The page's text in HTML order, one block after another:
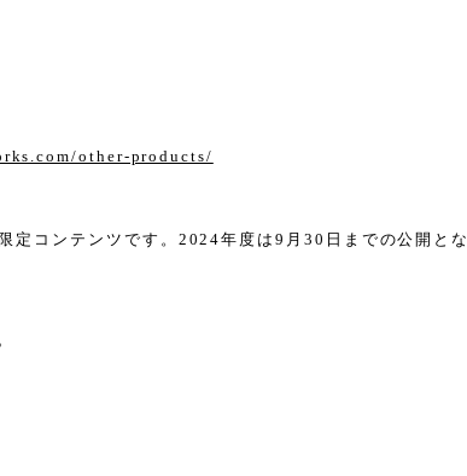
other-products/
定コンテンツです。2024年度は9月30日までの公開とな